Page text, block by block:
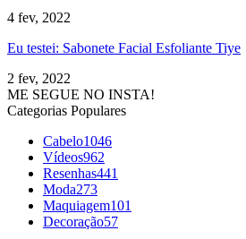
4 fev, 2022
Eu testei: Sabonete Facial Esfoliante Tiye
2 fev, 2022
ME SEGUE NO INSTA!
Categorias Populares
Cabelo1046
Vídeos962
Resenhas441
Moda273
Maquiagem101
Decoração57